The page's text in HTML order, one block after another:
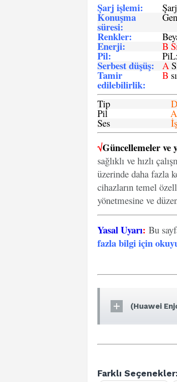
Şarj işlemi:
Konuşma
süresi:
Renkler:
Enerji: B
Pil:
Serbest düşüş: A
Tamir
edilebilirlik:
B
Tip
Pil
Ses
√Güncellemeler ve
sağlıklı ve hızlı
üzerinde daha fazla
cihazların temel
yönetmesine ve
Yasal Uyarı: Bu
fazla bilgi için
(Huawei
Farklı Seçenekler: